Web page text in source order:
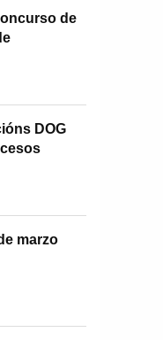
de
DOG
marzo